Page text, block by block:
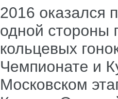
2016 оказался
одной стороны
кольцевых
Чемпионате и
Московском